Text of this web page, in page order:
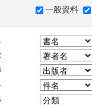
一般資料